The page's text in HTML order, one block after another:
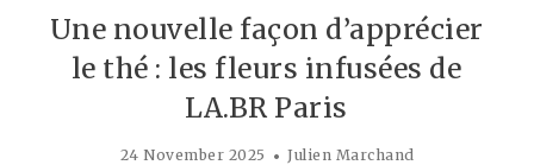
Une nouvelle façon d’apprécier
le thé : les fleurs infusées de
LA.BR Paris
24 November 2025 Julien Marchand